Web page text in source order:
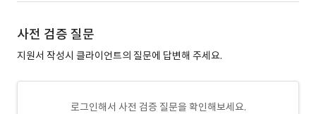
사전 검증 질문
지원서 작성시 클라이언트의 질문에 답변해 주세요.
로그인해서 사전 검증 질문을 확인해보세요.